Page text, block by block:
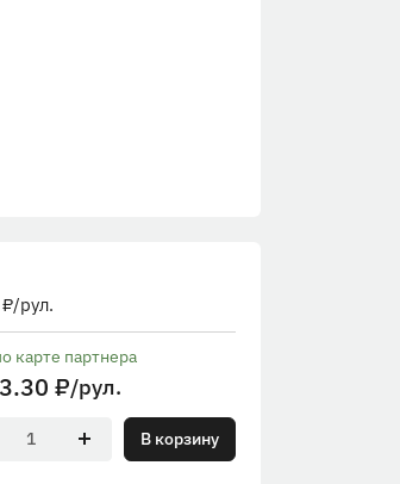
₽/рул.
карте партнера
₽/рул.
В корзину